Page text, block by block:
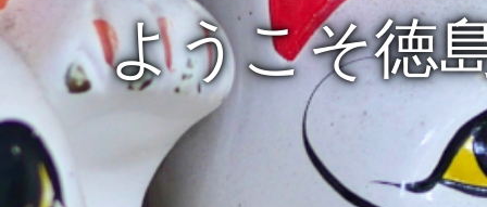
ようこそ徳